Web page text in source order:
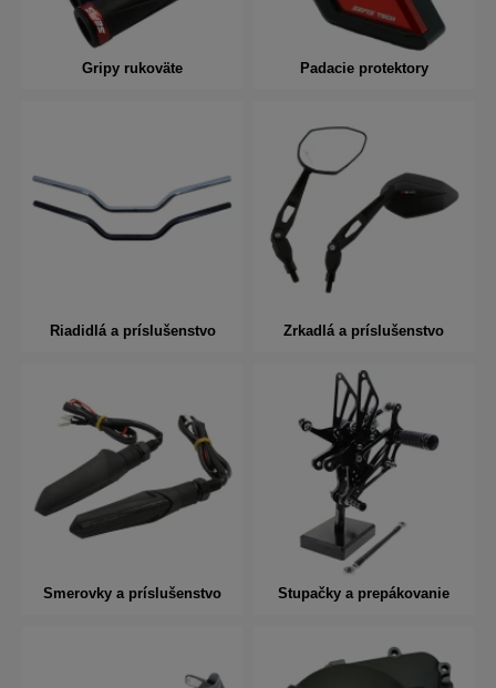
Gripy rukoväte Padacie protektory
Riadidlá a príslušenstvo Zrkadlá a príslušenstvo
Smerovky a príslušenstvo Stupačky a prepákovanie